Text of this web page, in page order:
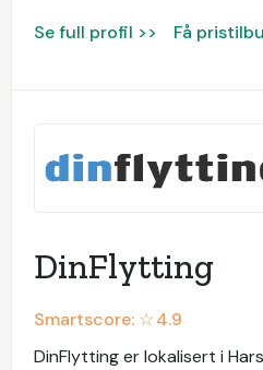
Se full profil >> Få
DinFlytting
Smartscore: ☆4.9
DinFlytting er lokalisert i